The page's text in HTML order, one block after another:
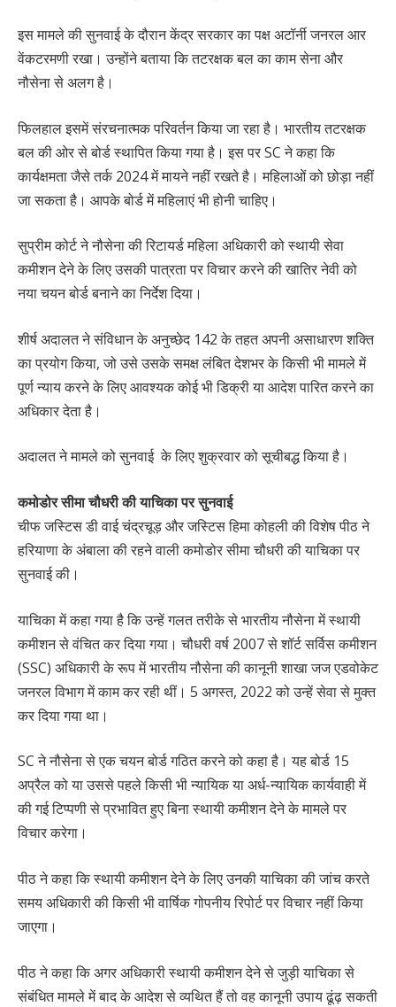
इस मामले की सुनवाई के दौरान केंद्र सरकार का पक्ष अटॉर्नी जनरल आर
वेंकटरमणी रखा। उन्होंने बताया कि तटरक्षक बल का काम सेना और
नौसेना से अलग है।
फिलहाल इसमें संरचनात्मक परिवर्तन किया जा रहा है। भारतीय तटरक्षक
बल की ओर से बोर्ड स्थापित किया गया है। इस पर SC ने कहा कि
कार्यक्षमता जैसे तर्क 2024 में मायने नहीं रखते है। महिलाओं को छोड़ा नहीं
जा सकता है। आपके बोर्ड में महिलाएं भी होनी चाहिए।
सुप्रीम कोर्ट ने नौसेना की रिटायर्ड महिला अधिकारी को स्थायी सेवा
कमीशन देने के लिए उसकी पात्रता पर विचार करने की खातिर नेवी को
नया चयन बोर्ड बनाने का निर्देश दिया।
शीर्ष अदालत ने संविधान के अनुच्छेद 142 के तहत अपनी असाधारण शक्ति
का प्रयोग किया, जो उसे उसके समक्ष लंबित देशभर के किसी भी मामले में
पूर्ण न्याय करने के लिए आवश्यक कोई भी डिक्री या आदेश पारित करने का
अधिकार देता है।
अदालत ने मामले को सुनवाई के लिए शुक्रवार को सूचीबद्ध किया है।
कमोडोर सीमा चौधरी की याचिका पर सुनवाई
चीफ जस्टिस डी वाई चंद्रचूड़ और जस्टिस हिमा कोहली की विशेष पीठ ने
हरियाणा के अंबाला की रहने वाली कमोडोर सीमा चौधरी की याचिका पर
सुनवाई की।
याचिका में कहा गया है कि उन्हें गलत तरीके से भारतीय नौसेना में स्थायी
कमीशन से वंचित कर दिया गया। चौधरी वर्ष 2007 से शॉर्ट सर्विस कमीशन
(SSC) अधिकारी के रूप में भारतीय नौसेना की कानूनी शाखा जज एडवोकेट
जनरल विभाग में काम कर रही थीं। 5 अगस्त, 2022 को उन्हें सेवा से मुक्त
कर दिया गया था।
SC ने नौसेना से एक चयन बोर्ड गठित करने को कहा है। यह बोर्ड 15
अप्रैल को या उससे पहले किसी भी न्यायिक या अर्ध-न्यायिक कार्यवाही में
की गई टिप्पणी से प्रभावित हुए बिना स्थायी कमीशन देने के मामले पर
विचार करेगा।
पीठ ने कहा कि स्थायी कमीशन देने के लिए उनकी याचिका की जांच करते
समय अधिकारी की किसी भी वार्षिक गोपनीय रिपोर्ट पर विचार नहीं किया
जाएगा।
पीठ ने कहा कि अगर अधिकारी स्थायी कमीशन देने से जुड़ी याचिका से
संबंधित मामले में बाद के आदेश से व्यथित हैं तो वह कानूनी उपाय ढूंढ़ सकती